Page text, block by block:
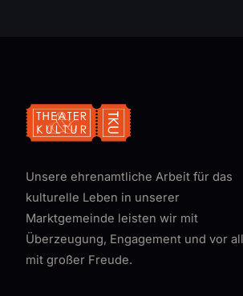
Unsere ehrenamtliche Arbeit für das
kulturelle Leben in unserer
Marktgemeinde leisten wir mit
Überzeugung, Engagement und vor
mit großer Freude.